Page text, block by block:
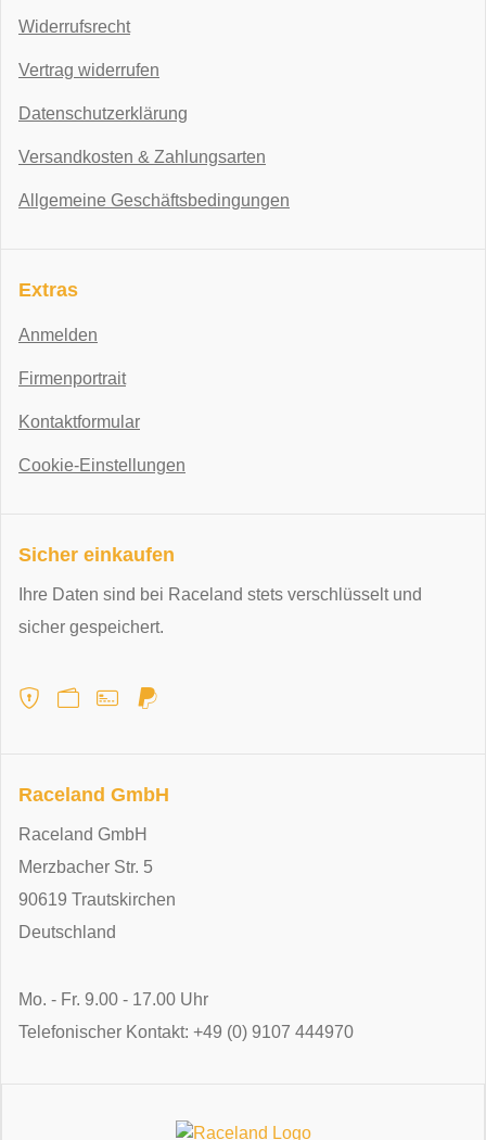
Widerrufsrecht
Vertrag widerrufen
Datenschutzerklärung
Versandkosten & Zahlungsarten
Allgemeine Geschäftsbedingungen
Extras
Anmelden
Firmenportrait
Kontaktformular
Cookie-Einstellungen
Sicher einkaufen
Ihre Daten sind bei Raceland stets verschlüsselt und
sicher gespeichert.
Raceland GmbH
Raceland GmbH
Merzbacher Str. 5
90619 Trautskirchen
Deutschland
Mo. - Fr. 9.00 - 17.00 Uhr
Telefonischer Kontakt: +49 (0) 9107 444970